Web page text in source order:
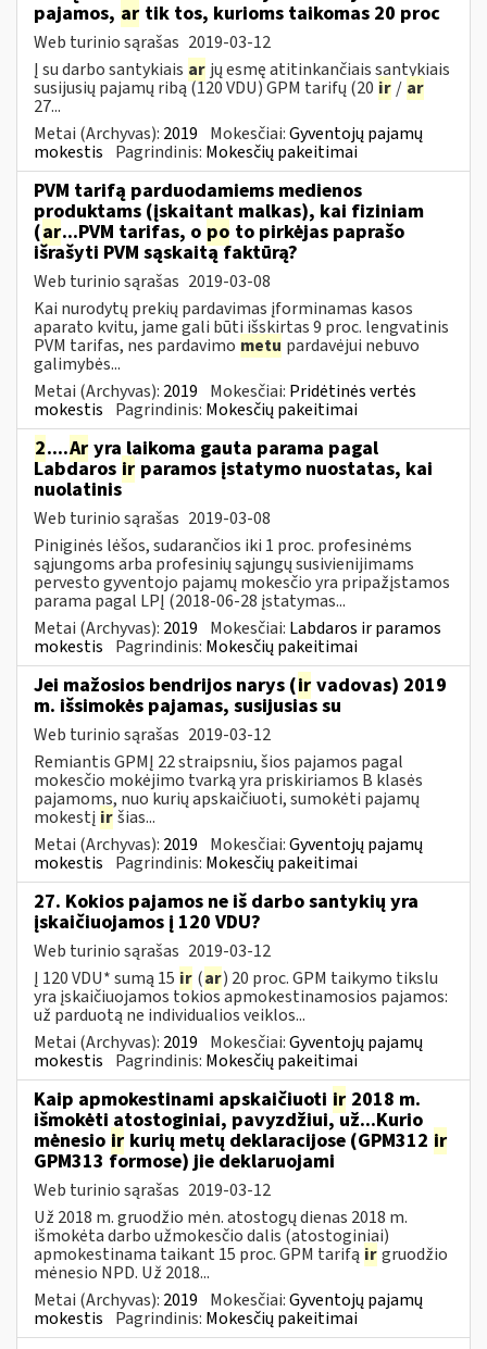
pajamos, ar tik tos, kurioms taikomas 20 proc
Web turinio sąrašas 2019-03-12
Į su darbo santykiais ar jų esmę atitinkančiais santykiais
susijusių pajamų ribą (120 VDU) GPM tarifų (20 ir / ar
27...
Metai (Archyvas): 2019 Mokesčiai:Gyventojų pajamų
mokestis Pagrindinis: Mokesčių pakeitimai
PVM tarifą parduodamiems medienos
produktams (įskaitant malkas), kai fiziniam
(ar...PVM tarifas, o po to pirkėjas paprašo
išrašyti PVM sąskaitą faktūrą?
Web turinio sąrašas 2019-03-08
Kai nurodytų prekių pardavimas įforminamas kasos
aparato kvitu, jame gali būti išskirtas 9 proc. lengvatinis
PVM tarifas, nes pardavimo metu pardavėjui nebuvo
galimybės...
Metai (Archyvas): 2019 Mokesčiai: Pridėtinės vertės
mokestis Pagrindinis: Mokesčių pakeitimai
2....Ar yra laikoma gauta parama pagal
Labdaros ir paramos įstatymo nuostatas, kai
nuolatinis
Web turinio sąrašas 2019-03-08
Piniginės lėšos, sudarančios iki 1 proc. profesinėms
sąjungoms arba profesinių sąjungų susivienijimams
pervesto gyventojo pajamų mokesčio yra pripažįstamos
parama pagal LPĮ (2018-06-28 įstatymas...
Metai (Archyvas): 2019 Mokesčiai: Labdaros ir paramos
mokestis Pagrindinis: Mokesčių pakeitimai
Jei mažosios bendrijos narys (ir vadovas) 2019
m. išsimokės pajamas, susijusias su
Web turinio sąrašas 2019-03-12
Remiantis GPMĮ 22 straipsniu, šios pajamos pagal
mokesčio mokėjimo tvarką yra priskiriamos B klasės
pajamoms, nuo kurių apskaičiuoti, sumokėti pajamų
mokestį iršias...
Metai (Archyvas): 2019 Mokesčiai:Gyventojų pajamų
mokestis Pagrindinis: Mokesčių pakeitimai
27. Kokios pajamos ne iš darbo santykių yra
įskaičiuojamos į 120 VDU?
Web turinio sąrašas 2019-03-12
Į 120 VDU* sumą 15 ir (ar) 20 proc. GPM taikymo tikslu
yra įskaičiuojamos tokios apmokestinamosios pajamos:
už parduotą ne individualios veiklos...
Metai (Archyvas): 2019 Mokesčiai:Gyventojų pajamų
mokestis Pagrindinis: Mokesčių pakeitimai
Kaip apmokestinami apskaičiuoti ir 2018 m.
išmokėti atostoginiai, pavyzdžiui, už...Kurio
mėnesio ir kurių metų deklaracijose (GPM312 ir
GPM313 formose) jie deklaruojami
Web turinio sąrašas 2019-03-12
Už 2018 m. gruodžio mėn. atostogų dienas 2018 m.
išmokėta darbo užmokesčio dalis (atostoginiai)
apmokestinama taikant 15 proc. GPM tarifą irgruodžio
mėnesio NPD. Už 2018...
Metai (Archyvas): 2019 Mokesčiai:Gyventojų pajamų
mokestis Pagrindinis: Mokesčių pakeitimai